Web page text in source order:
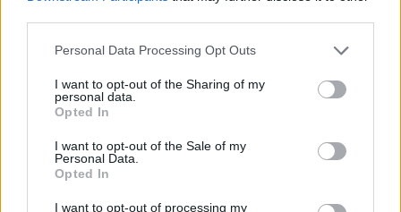
Please note that this website/app uses one or more Google
not limited to your visit or usage behaviour. You may click to
grant or deny consent to Google and its third-party tags to
use your data for below specified purposes in below Google
consent section.
Personal Data Processing Opt Outs
I want to opt-out of the Sharing of my
personal data.
Opted In
I want to opt-out of the Sale of my
Personal Data.
Opted In
I want to opt-out of processing my
incaricato di riferire sulla situazione nel Mar Rosso
alla Camera il 1° febbraio. Ha anche enfatizzato la
necessità per l’Italia di investire di più nella difesa e
ha ribadito la necessità di rafforzare i poteri del suo
ministero. Crosetto sostiene che senza una difesa
adeguata non ci può essere né istruzione gratuita,